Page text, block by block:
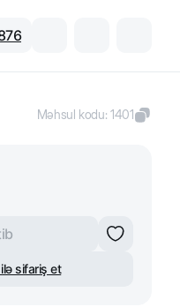
Məhsul kodu:1401
sifariş et